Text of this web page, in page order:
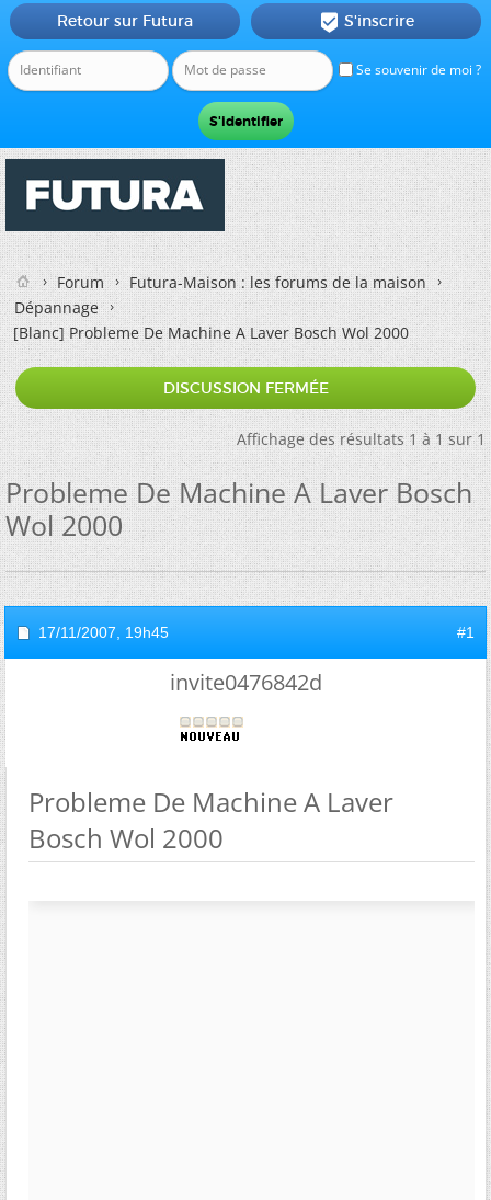
Se souvenir de moi ?
Retour sur Futura  S'inscrire
Forum
Futura-Maison : les forums de la maison
Dépannage
[Blanc]Probleme De Machine A Laver Bosch Wol 2000
DISCUSSION FERMÉE
Affichage des résultats 1 à 1 sur 1
Probleme De Machine A Laver Bosch
Wol 2000
17/11/2007, 19h45 #1
invite0476842d
Probleme De Machine A Laver
Bosch Wol 2000